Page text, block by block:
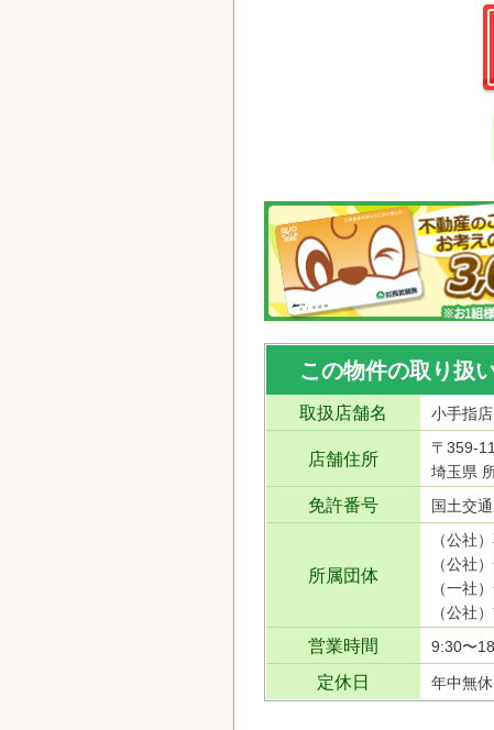
この物件の取り扱
取扱店舗名 小手指店
店舗住所
〒359-
埼玉県
免許番号 国土交
所属団体
（公社
（公社
（一社
（公社
営業時間 9:30〜
定休日 年中無